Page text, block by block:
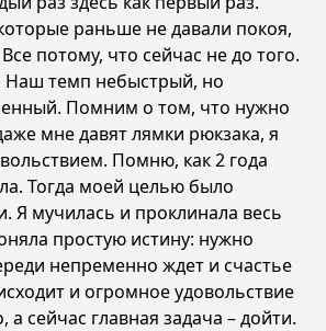
раньше не давали покоя,
потому, что сейчас не до того.
Наш темп небыстрый, но
Помним о том, что нужно
мне давят лямки рюкзака, я
Помню, как 2 года
Тогда моей целью было
Я мучилась и проклинала весь
простую истину: нужно
непременно ждет и счастье
и огромное удовольствие
а сейчас главная задача – дойти.